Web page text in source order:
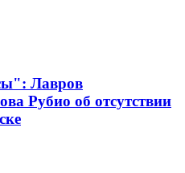
Лавров
Рубио об отсутствии